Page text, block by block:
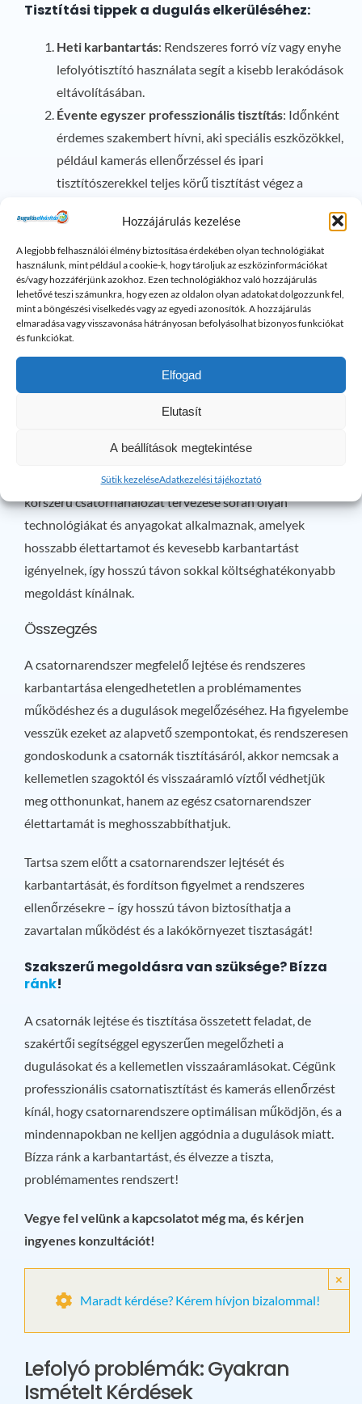
Hozzájárulás kezelése
A legjobb felhasználói élmény biztosítása érdekében olyan technológiákat
használunk, mint például a cookie-k, hogy tároljuk az eszközinformációkat
és/vagy hozzáférjünk azokhoz. Ezen technológiákhoz való hozzájárulás
lehetővé teszi számunkra, hogy ezen az oldalon olyan adatokat dolgozzunk fel,
mint a böngészési viselkedés vagy az egyedi azonosítók. A hozzájárulás
elmaradása vagy visszavonása hátrányosan befolyásolhat bizonyos funkciókat
és funkciókat.
Elfogad
Elutasít
A beállítások megtekintése
Sütik kezeléseAdatkezelési tájékoztató
Tisztítási tippek a dugulás elkerüléséhez:
Heti karbantartás: Rendszeres forró víz vagy enyhe
lefolyótisztító használata segít a kisebb lerakódások
eltávolításában.
Évente egyszer professzionális tisztítás: Időnként
érdemes szakembert hívni, aki speciális eszközökkel,
például kamerás ellenőrzéssel és ipari
tisztítószerekkel teljes körű tisztítást végez a
Zsírtalanítás : Konyhai lefolyóknál különösen fontos
figyelni arra, hogy zsíros szennyeződések ne
kerüljenek a csövekbe, mivel ezek könnyen
okozhatnak dugulást. Javasolt a zsíros edények
alapos törlése mosogatás előtt, vagy zsírfogó
használata.
Mikor szükséges a rendszer átalakítása?
Ha gyakran tapasztal visszafolyást, vagy az épület lejtési
hozzáépítésre), akkor érdemes lehet átgondolni a
csatornarendszer korszerűsítését vagy átalakítását. Egy
korszerű csatornahálózat tervezése során olyan
technológiákat és anyagokat alkalmaznak, amelyek
hosszabb élettartamot és kevesebb karbantartást
igényelnek, így hosszú távon sokkal költséghatékonyabb
megoldást kínálnak.
Összegzés
A csatornarendszer megfelelő lejtése és rendszeres
karbantartása elengedhetetlen a problémamentes
működéshez és a dugulások megelőzéséhez. Ha figyelembe
vesszük ezeket az alapvető szempontokat, és rendszeresen
gondoskodunk a csatornák tisztításáról, akkor nemcsak a
kellemetlen szagoktól és visszaáramló víztől védhetjük
meg otthonunkat, hanem az egész csatornarendszer
élettartamát is meghosszabbíthatjuk.
Tartsa szem előtt a csatornarendszer lejtését és
karbantartását, és fordítson figyelmet a rendszeres
ellenőrzésekre – így hosszú távon biztosíthatja a
zavartalan működést és a lakókörnyezet tisztaságát!
Szakszerű megoldásra van szüksége? Bízza
ránk!
A csatornák lejtése és tisztítása összetett feladat, de
szakértői segítséggel egyszerűen megelőzheti a
dugulásokat és a kellemetlen visszaáramlásokat. Cégünk
professzionális csatornatisztítást és kamerás ellenőrzést
kínál, hogy csatornarendszere optimálisan működjön, és a
mindennapokban ne kelljen aggódnia a dugulások miatt.
Bízza ránk a karbantartást, és élvezze a tiszta,
problémamentes rendszert!
Vegye fel velünk a kapcsolatot még ma, és kérjen
ingyenes konzultációt!
Maradt kérdése? Kérem hívjon bizalommal!
×
Lefolyó problémák: Gyakran
Ismételt Kérdések